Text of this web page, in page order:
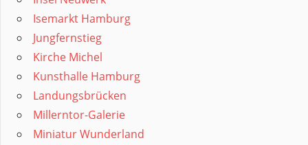
Isemarkt Hamburg
Jungfernstieg
Kirche Michel
Kunsthalle Hamburg
Landungsbrücken
Millerntor-Galerie
Miniatur Wunderland